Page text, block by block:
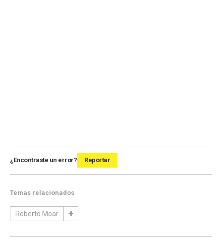
¿Encontraste un error? Reportar
Temas relacionados
Roberto Moar